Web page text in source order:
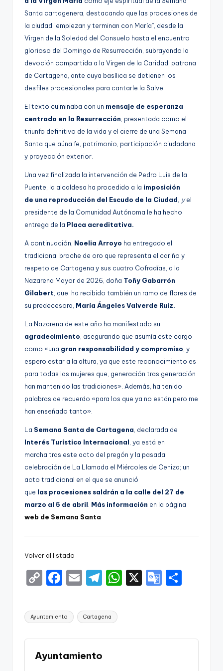
Santa cartagenera, destacando que las procesiones de
la ciudad “empiezan y terminan con María”, desde la
Virgen de la Soledad del Consuelo hasta el encuentro
glorioso del Domingo de Resurrección, subrayando la
devoción compartida a la Virgen de la Caridad, patrona
de Cartagena, ante cuya basílica se detienen los
desfiles procesionales para cantarle la Salve.
El texto culminaba con un mensaje de esperanza
centrado en la Resurrección , presentada como el
triunfo definitivo de la vida y el cierre de una Semana
Santa que aúna fe, patrimonio, participación ciudadana
y proyección exterior.
Una vez finalizada la intervención de Pedro Luis de la
Puente, la alcaldesa ha procedido a la imposición
de una reproducción del Escudo de la Ciudad, yel
presidente de la Comunidad Autónoma le ha hecho
entrega de la Placa acreditativa.
A continuación, Noelia Arroyo ha entregado el
tradicional broche de oro que representa el cariño y
respeto de Cartagena y sus cuatro Cofradías, a la
Nazarena Mayor de 2026, doña Toñy Gabarrón
Gilabert , que ha recibido también un ramo de flores de
su predecesora, María Ángeles Valverde Ruiz.
La Nazarena de este año ha manifestado su
agradecimiento , asegurando que asumía este cargo
como «una gran responsabilidad y compromiso , y
espero estar a la altura, ya que este reconocimiento es
para todas las mujeres que, generación tras generación
han mantenido las tradiciones». Además, ha tenido
palabras de recuerdo «para los que ya no están pero me
han enseñado tanto».
La Semana Santa de Cartagena , declarada de
Interés Turístico Internacional , ya está en
marcha tras este acto del pregón y la pasada
celebración de La Llamada el Miércoles de Ceniza; un
acto tradicional en el que se anunció
que las procesiones saldrán a la calle del 27 de
marzo al 5 de abril Más información en la página
web de Semana Santa
Volver al listado
C
p
y
Li
n
F
c
e
b
o
E
ai
l
T
e
gr
a
W
A
X
G
e
Etiquetas:
Ayuntamiento Cartagena
Ayuntamiento